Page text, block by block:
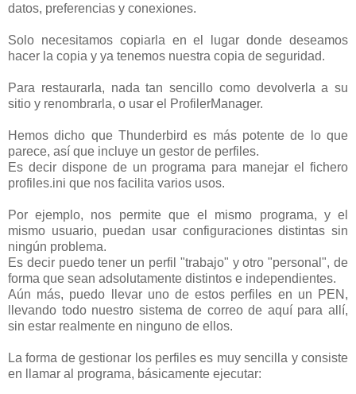
datos, preferencias y conexiones.
Solo necesitamos copiarla en el lugar donde deseamos
hacer la copia y ya tenemos nuestra copia de seguridad.
Para restaurarla, nada tan sencillo como devolverla a su
sitio y renombrarla, o usar el ProfilerManager.
Hemos dicho que Thunderbird es más potente de lo que
parece, así que incluye un gestor de perfiles.
Es decir dispone de un programa para manejar el fichero
profiles.ini que nos facilita varios usos.
Por ejemplo, nos permite que el mismo programa, y el
mismo usuario, puedan usar configuraciones distintas sin
ningún problema.
Es decir puedo tener un perfil "trabajo" y otro "personal", de
forma que sean adsolutamente distintos e independientes.
Aún más, puedo llevar uno de estos perfiles en un PEN,
llevando todo nuestro sistema de correo de aquí para allí,
sin estar realmente en ninguno de ellos.
La forma de gestionar los perfiles es muy sencilla y consiste
en llamar al programa, básicamente ejecutar: